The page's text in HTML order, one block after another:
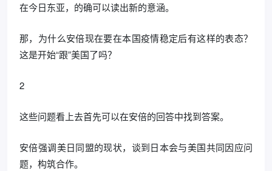
在今日东亚，的确可以读出新的意涵。
那，为什么安倍现在要在本国疫情稳定后有这样的表态？
这是开始“跟”美国了吗？
2
这些问题看上去首先可以在安倍的回答中找到答案。
安倍强调美日同盟的现状，谈到日本会与美国共同因应问
题，构筑合作。